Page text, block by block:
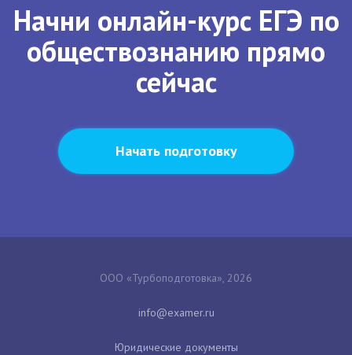
Начни онлайн-курс ЕГЭ по
обществознанию прямо
сейчас
Начать подготовку
ООО «Турбоподготовка», 2026
Юридические документы